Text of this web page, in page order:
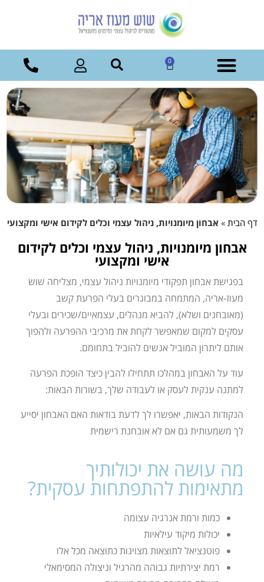
0
דף הבית » אבחון מיומנויות, ניהול עצמי וכלים לקידום אישי ומקצועי
אבחון מיומנויות, ניהול עצמי וכלים לקידום
אישי ומקצועי
בפגישת אבחון תפקודי מיומנויות ניהול עצמי, מצליחה שוש
מעוז-אריה, המתמחה במבוגרים בעלי הפרעת קשב
(מאובחנים ושלא), להביא מנהלים, עצמאיים/שכירים ובעלי
עסקים למקום שמאפשר לקחת את מרכיבי ההפרעה ולהפוך
אותם ליתרון המוביל אנשים להוביל בתחומם.
עוד על האבחון במהלכו תתחילו להבין כיצד הופכת הפרעה
למתנה ענקית לעסק או לעבודה שלך, בשורות הבאות:
הנקודות הבאות, יאפשרו לך לדעת בודאות האם האבחון יסייע
לך משמעותית גם אם לא אובחנת רישמית
מה עושה את יכולותיך
מתאימות להתפתחות עסקית?
כמות ורמת אנרגיה עצומה
יכולות מיקוד עילאיות
פוטנציאל לתוצאות מצוינות כתוצאה מכל אלו
רמת יצירתיות גבוהה מהרגיל וניצולה המסימאלי